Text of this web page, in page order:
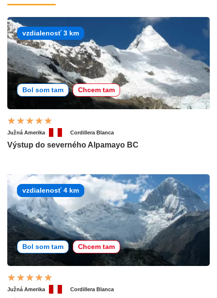
vzdialenosť 3 km
Bol som tam Chcem tam
Južná Amerika Cordillera Blanca
Výstup do severného Alpamayo BC
vzdialenosť 4 km
Bol som tam Chcem tam
Južná Amerika Cordillera Blanca